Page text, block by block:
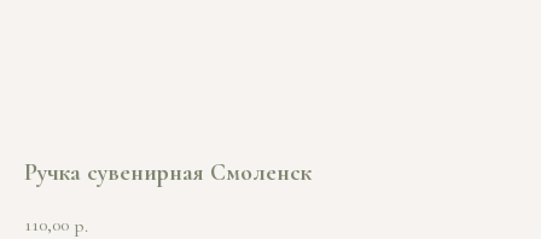
Ручка сувенирная Смоленск
110,00 р.